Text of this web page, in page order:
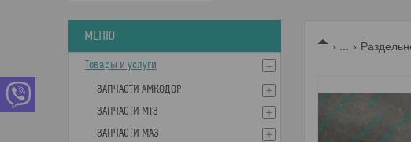
Товары и услуги
ЗАПЧАСТИ АМКОДОР
ЗАПЧАСТИ МТЗ
ЗАПЧАСТИ МАЗ